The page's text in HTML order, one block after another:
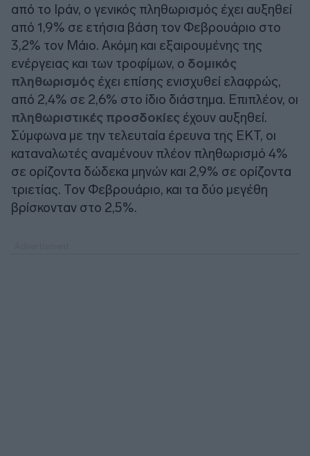
από το Ιράν, ο γενικός πληθωρισμός έχει αυξηθεί
από 1,9% σε ετήσια βάση τον Φεβρουάριο στο
3,2% τον Μάιο. Ακόμη και εξαιρουμένης της
ενέργειας και των τροφίμων, ο δομικός
πληθωρισμός έχει επίσης ενισχυθεί ελαφρώς,
από 2,4% σε 2,6% στο ίδιο διάστημα. Επιπλέον, οι
πληθωριστικές προσδοκίες έχουν αυξηθεί.
Σύμφωνα με την τελευταία έρευνα της ΕΚΤ, οι
καταναλωτές αναμένουν πλέον πληθωρισμό 4%
σε ορίζοντα δώδεκα μηνών και 2,9% σε ορίζοντα
τριετίας. Τον Φεβρουάριο, και τα δύο μεγέθη
βρίσκονταν στο 2,5%.